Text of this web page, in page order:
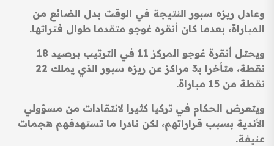
وعادل ريزه سبور النتيجة في الوقت بدل الضائع من
المباراة، بعدما كان أنقره غوجو متقدما طوال فتراتها.
ويحتل أنقرة غوجو المركز 11 في الترتيب برصيد 18
نقطة، متأخرا بـ3 مراكز عن ريزه سبور الذي يملك 22
نقطة من 15 مباراة.
ويتعرض الحكام في تركيا كثيرا لانتقادات من مسؤولي
الأندية بسبب قراراتهم، لكن نادرا ما تستهدفهم هجمات
عنيفة.